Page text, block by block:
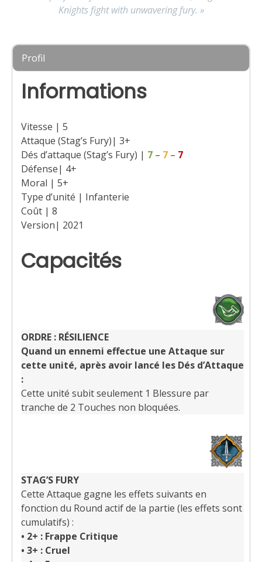
Knights fight with unwavering fury. »
Profil
Informations
Vitesse | 5
Attaque (Stag’s Fury)| 3+
Dés d’attaque (Stag’s Fury) | 7 – 7 – 7
Défense| 4+
Moral | 5+
Type d’unité | Infanterie
Coût | 8
Version| 2021
Capacités
ORDRE : RÉSILIENCE
Quand un ennemi effectue une Attaque sur
cette unité, après avoir lancé les Dés d’Attaque
:
Cette unité subit seulement 1 Blessure par
tranche de 2 Touches non bloquées.
STAG’S FURY
Cette Attaque gagne les effets suivants en
fonction du Round actif de la partie (les effets sont
cumulatifs) :
• 2+ : Frappe Critique
• 3+ : Cruel